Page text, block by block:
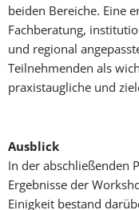
beiden Berei­che. Eine
Fachberatung,
und regional
Teilnehmenden als
praxistaugliche und
Ausblick
In der abschließenden
Ergebnisse der
Einigkeit bestand